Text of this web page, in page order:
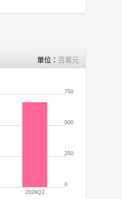
單位： 百萬元
2026Q2
0
250
500
750